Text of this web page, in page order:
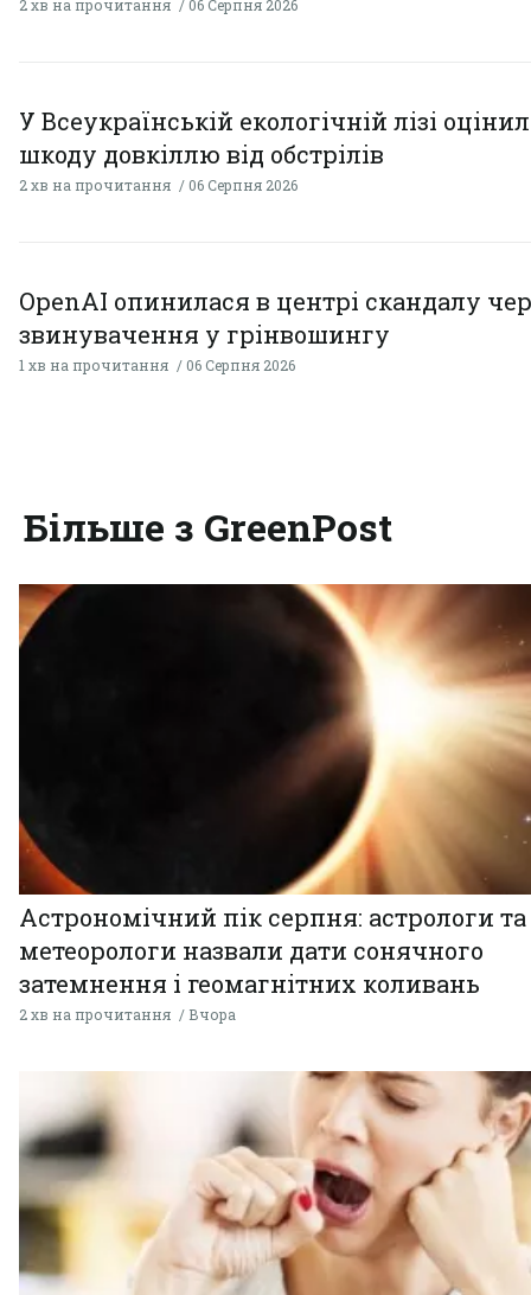
2 хв на прочитання 06 Серпня 2026
У Всеукраїнській екологічній лізі
шкоду довкіллю від обстрілів
2 хв на прочитання 06 Серпня 2026
OpenAI опинилася в центрі скандалу
звинувачення у грінвошингу
1 хв на прочитання 06 Серпня 2026
Більше з GreenPost
Астрономічний пік серпня: астрологи та
метеорологи назвали дати сонячного
затемнення і геомагнітних коливань
2 хв на прочитання Вчора